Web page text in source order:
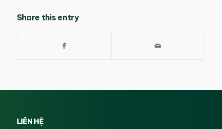
Share this entry
LIÊN HỆ